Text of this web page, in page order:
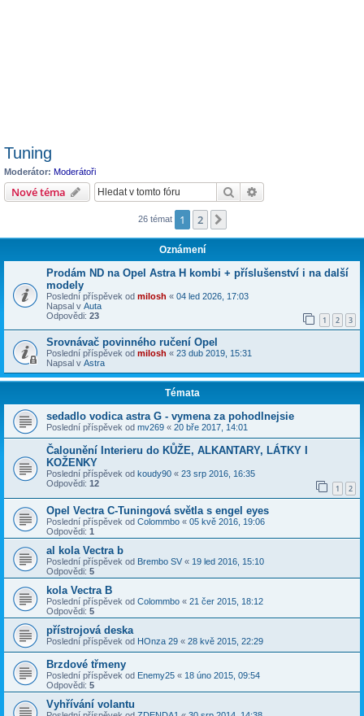
Tuning
Moderátor: Moderátoři
Nové téma Hledat
26 témat 1 2
Oznámení
Prodám ND na Opel Astra H kombi + příslušenství i na další
modely
Poslední příspěvek od milosh « 04 led 2026, 17:03
Napsal v Auta
Odpovědi: 23 1 2 3
Srovnávač povinného ručení Opel
Poslední příspěvek od milosh « 23 dub 2019, 15:31
Napsal v Astra
Témata
sedadlo vodica astra G - vymena za pohodlnejsie
Poslední příspěvek od mv269 « 20 bře 2017, 14:01
Čalounění Interieru do KŮŽE, ALKANTARY, LÁTKY I
KOŽENKY
Poslední příspěvek od koudy90 « 23 srp 2016, 16:35
Odpovědi: 12 1 2
Opel Vectra C-Tuningová světla s engel eyes
Poslední příspěvek od Colommbo « 05 kvě 2016, 19:06
Odpovědi: 1
al kola Vectra b
Poslední příspěvek od Brembo SV « 19 led 2016, 15:10
Odpovědi: 5
kola Vectra B
Poslední příspěvek od Colommbo « 21 čer 2015, 18:12
Odpovědi: 5
přístrojová deska
Poslední příspěvek od HOnza 29 « 28 kvě 2015, 22:29
Brzdové třmeny
Poslední příspěvek od Enemy25 « 18 úno 2015, 09:54
Odpovědi: 5
Vyhřívání volantu